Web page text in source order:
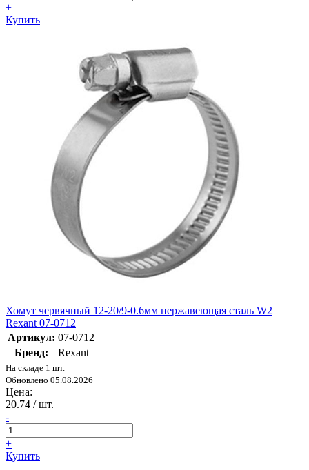
+
Купить
Хомут червячный 12-20/9-0.6мм нержавеющая сталь W2
Rexant 07-0712
Артикул: 07-0712
Бренд:
Rexant
На складе 1 шт.
Обновлено 05.08.2026
Цена:
20.74 / шт.
-
+
Купить